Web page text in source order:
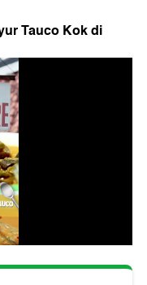
Tauco Kok di